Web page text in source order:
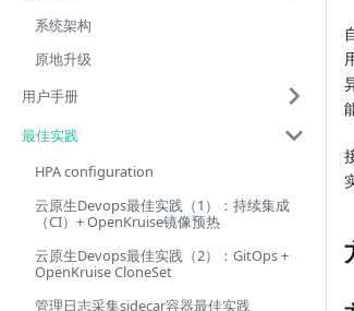
系统架构
原地升级
用户手册
最佳实践
HPA configuration
云原生Devops最佳实践（1）：持续集成
（CI）+ OpenKruise镜像预热
云原生Devops最佳实践（2）：GitOps +
OpenKruise CloneSet
管理日志采集sidecar容器最佳实践